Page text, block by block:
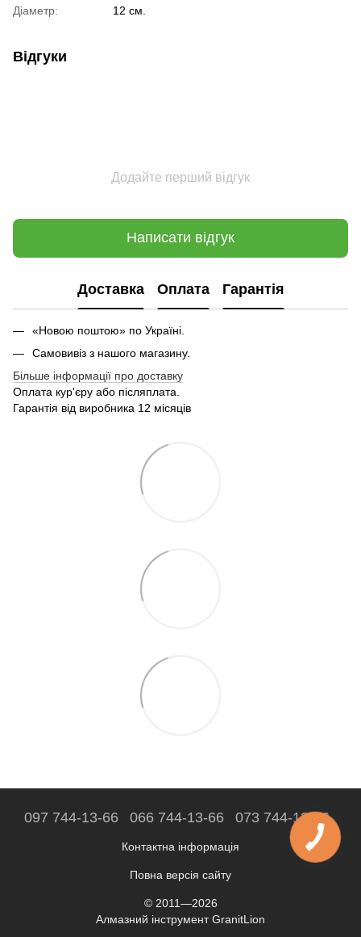
Діаметр:
12 см.
Відгуки
Додайте перший відгук
Написати відгук
Доставка Оплата Гарантія
«Новою поштою» по Україні.
Самовивіз з нашого магазину.
Більше інформації про доставку
Оплата кур'єру або післяплата.
Гарантія від виробника 12 місяців
097 744-13-66 066 744-13-66 073 744-13-66
Контактна інформація
Повна версія сайту
© 2011—2026
Алмазний інструмент GranitLion